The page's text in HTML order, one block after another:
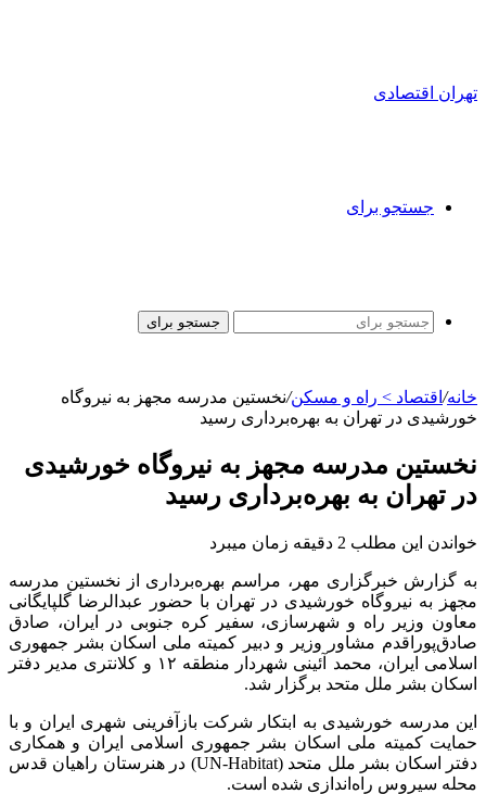
تهران اقتصادی
جستجو برای
جستجو برای
خانه/ اقتصاد > راه و مسکن/نخستین مدرسه مجهز به نیروگاه
خورشیدی در تهران به بهره‌برداری رسید
نخستین مدرسه مجهز به نیروگاه خورشیدی
در تهران به بهره‌برداری رسید
خواندن این مطلب 2 دقیقه زمان میبرد
به گزارش خبرگزاری مهر، مراسم بهره‌برداری از نخستین مدرسه
مجهز به نیروگاه خورشیدی در تهران با حضور عبدالرضا گلپایگانی
معاون وزیر راه و شهرسازی، سفیر کره جنوبی در ایران، صادق
صادق‌پوراقدم مشاور وزیر و دبیر کمیته ملی اسکان بشر جمهوری
اسلامی ایران، محمد آئینی شهردار منطقه ۱۲ و کلانتری مدیر دفتر
اسکان بشر ملل متحد برگزار شد.
این مدرسه خورشیدی به ابتکار شرکت بازآفرینی شهری ایران و با
حمایت کمیته ملی اسکان بشر جمهوری اسلامی ایران و همکاری
دفتر اسکان بشر ملل متحد (UN-Habitat) در هنرستان راهیان قدس
محله سیروس راه‌اندازی شده است.